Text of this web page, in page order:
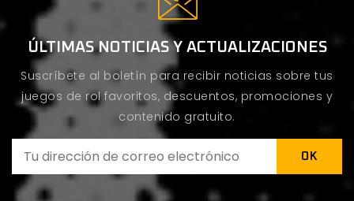
ÚLTIMAS NOTICIAS Y ACTUALIZACIONES
Suscríbete al boletín para recibir noticias sobre tus
juegos de rol favoritos, descuentos, promociones y
contenido gratuito.